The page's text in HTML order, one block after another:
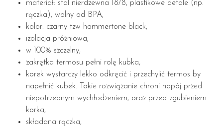
materiał: stal nierdzewna 18/8, plastikowe detale (np.
rączka), wolny od BPA,
kolor: czarny tzw hammertone black,
izolacja próżniowa,
w 100% szczelny,
zakrętka termosu pełni rolę kubka,
korek wystarczy lekko odkręcić i przechylić termos by
napełnić kubek. Takie rozwiązanie chroni napój przed
niepotrzebnym wychłodzeniem, oraz przed zgubieniem
korka,
składana rączka,